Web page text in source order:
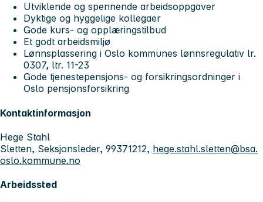
Utviklende og spennende arbeidsoppgaver
Dyktige og hyggelige kollegaer
Gode kurs- og opplæringstilbud
Et godt arbeidsmiljø
Lønnsplassering i Oslo kommunes lønnsregulativ lr.
0307, ltr. 11-23
Gode tjenestepensjons- og forsikringsordninger i
Oslo pensjonsforsikring
Kontaktinformasjon
Hege Stahl
Sletten, Seksjonsleder, 99371212, hege.stahl.sletten@bsa.
oslo.kommune.no
Arbeidssted